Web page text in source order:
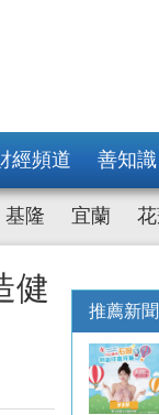
經頻道 善知識
基隆 宜蘭
健
推薦新聞